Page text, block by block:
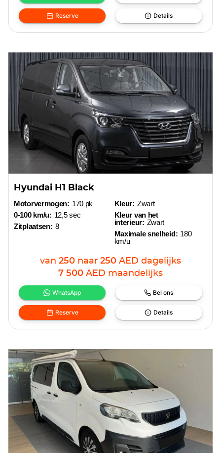
Reserve Details
Hyundai H1 Black
Motorvermogen: 170 pk
0-100 km/u: 12,5 sec
Zitplaatsen: 8
Kleur: Zwart
Kleur van het
interieur: Zwart
Maximale snelheid: 180
km/u
van 250 naar 250 AED dagelijks
7 500 AED maandelijks
WhatsApp Bel ons
Reserve Details